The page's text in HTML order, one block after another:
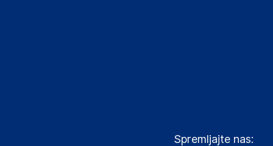
Spremljajte nas: